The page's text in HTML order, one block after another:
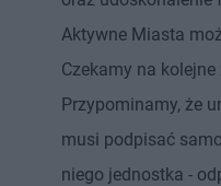
Aktywne Miasta
Czekamy na kolejne
Przypominamy, że
musi podpisać
niego jednostka -